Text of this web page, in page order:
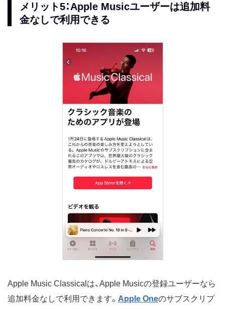
メリット5：Apple Musicユーザーは追加料
金なしで利用できる
Apple Music Classicalは、Apple Musicの登録ユーザーなら
追加料金なしで利用できます。 Apple Oneのサブスクリプ